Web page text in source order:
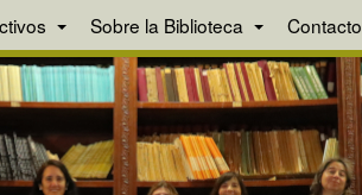
Sobre la Biblioteca Contacto